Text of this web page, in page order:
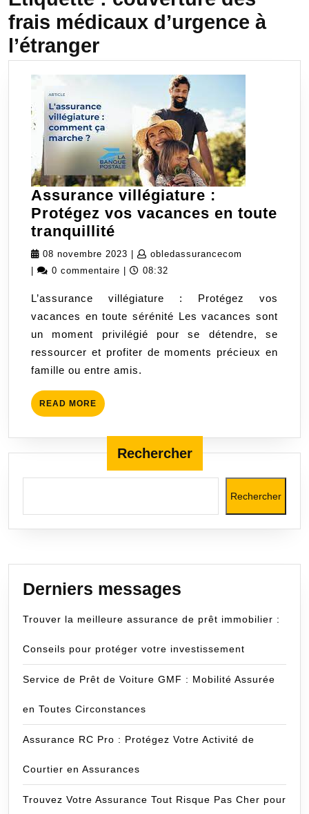
frais médicaux d’urgence à
l’étranger
Assurance villégiature :
Protégez vos vacances en toute
tranquillité
villégiature
:
vos
vacances
en
toute
tranquillité
08 novembre 2023 08
novembre
obledassurancecom
0 commentaire 08:32
L’assurance villégiature : Protégez vos
vacances en toute sérénité Les vacances sont
un moment privilégié pour se détendre, se
ressourcer et profiter de moments précieux en
famille ou entre amis.
READ MORE READ
MORE
Rechercher
Rechercher
Derniers messages
Trouver la meilleure assurance de prêt immobilier :
Conseils pour protéger votre investissement
Service de Prêt de Voiture GMF : Mobilité Assurée
en Toutes Circonstances
Assurance RC Pro : Protégez Votre Activité de
Courtier en Assurances
Trouvez Votre Assurance Tout Risque Pas Cher pour